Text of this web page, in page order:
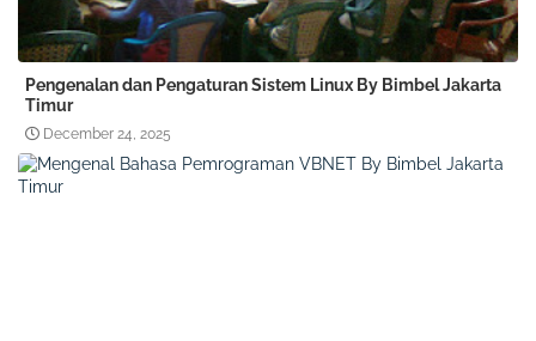
Pengenalan dan Pengaturan Sistem Linux By Bimbel Jakarta
Timur
December 24, 2025